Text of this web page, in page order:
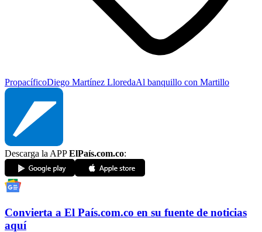
PropacíficoDiego Martínez LloredaAl banquillo con Martillo
Descarga la APPElPaís.com.co:
Convierta a El País.com.co en su fuente de noticias
aquí